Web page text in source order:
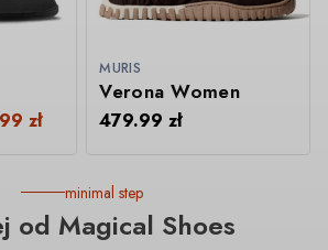
zł
MURIS
Verona Women
479.99zł
minimal step
od Magical Shoes